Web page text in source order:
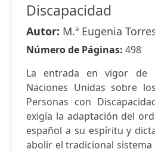
Discapacidad
Autor: M.ª Eugenia
Número de Páginas: 498
La entrada en vigor de
Naciones Unidas sobre
Personas con
exigía la adaptación del
español a su espíritu y
abolir el tradicional sistema